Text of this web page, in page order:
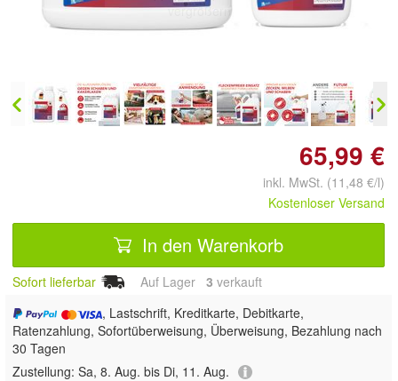
vergrößern
65,99 €
inkl. MwSt. (11,48 €/l)
Kostenloser Versand
In den Warenkorb
Sofort lieferbar Auf Lager 3 verkauft
, Lastschrift, Kreditkarte, Debitkarte,
Ratenzahlung, Sofortüberweisung, Überweisung, Bezahlung nach
30 Tagen
Zustellung: Sa, 8. Aug. bis Di, 11. Aug.